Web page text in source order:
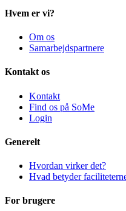
Hvem er vi?
Om os
Samarbejdspartnere
Kontakt os
Kontakt
Find os på SoMe
Login
Generelt
Hvordan virker det?
Hvad betyder
For brugere